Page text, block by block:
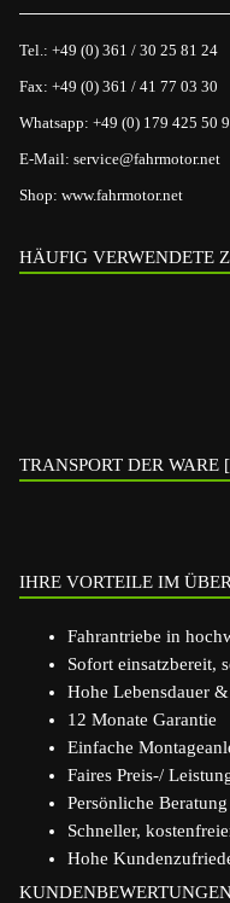
Tel.: +49 (0) 361 / 30 25 81 24
Fax: +49 (0) 361 / 41 77 03 30
Whatsapp: +49 (0) 179 425 50
E-Mail: service@fahrmotor.net
Shop: www.fahrmotor.net
HÄUFIG VERWENDETE
TRANSPORT DER WARE
IHRE VORTEILE IM
Fahrantriebe in
Sofort einsatzbereit,
Hohe Lebensdauer
12 Monate Garantie
Einfache
Faires Preis-/
Persönliche
Schneller,
Hohe